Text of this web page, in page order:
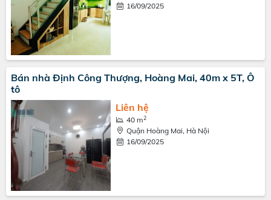
16/09/2025
Bán nhà Định Công Thượng, Hoàng Mai, 40m x 5T, Ô
tô
Liên hệ
40 m2
Quận Hoàng Mai, Hà Nội
16/09/2025